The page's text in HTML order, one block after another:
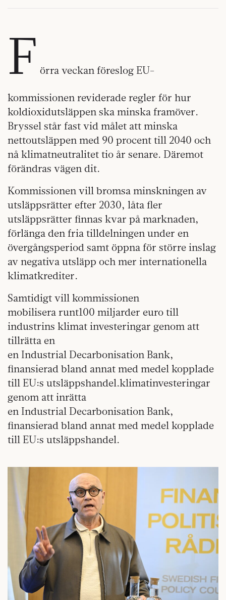
F örra veckan föreslog EU-
kommissionen reviderade regler för hur
koldioxidutsläppen ska minska framöver.
Bryssel står fast vid målet att minska
nettoutsläppen med 90 procent till 2040 och
nå klimatneutralitet tio år senare. Däremot
förändras vägen dit.
Kommissionen vill bromsa minskningen av
utsläppsrätter efter 2030, låta fler
utsläppsrätter finnas kvar på marknaden,
förlänga den fria tilldelningen under en
övergångsperiod samt öppna för större inslag
av negativa utsläpp och mer internationella
klimatkrediter.
Samtidigt vill kommissionen
mobilisera runt100 miljarder euro till
industrins klimat investeringar genom att
tillrätta en
en Industrial Decarbonisation Bank,
finansierad bland annat med medel kopplade
till EU:s utsläppshandel.klimatinvesteringar
genom att inrätta
en Industrial Decarbonisation Bank,
finansierad bland annat med medel kopplade
till EU:s utsläppshandel.